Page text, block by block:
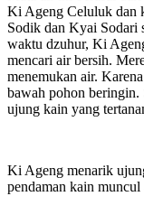
Ki Ageng Celuluk dan
Sodik dan Kyai Sodari
waktu dzuhur, Ki
mencari air bersih.
menemukan air.
bawah pohon
ujung kain yang
Ki Ageng menarik
pendaman kain